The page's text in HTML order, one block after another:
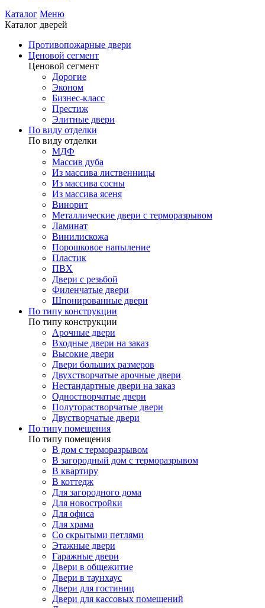
Каталог Меню
Каталог дверей
Противопожарные двери
Ценовой сегмент
Ценовой сегмент
Дорогие
Эконом
Бизнес-класс
Престиж
Элитные двери
По виду отделки
По виду отделки
МДФ
Массив дуба
Из массива лиственницы
Из массива сосны
Из массива ясеня
Винорит
Металлические двери с терморазрывом
Ламинат
Винилискожа
Порошковое напыление
Пластик
ПВХ
Двери с резьбой
Филенчатые двери
Шпонированные двери
По типу конструкции
По типу конструкции
Арочные двери
Входные двери на заказ
Высокие двери
Двери больших размеров
Двухстворчатые арочные двери
Нестандартные двери на заказ
Одностворчатые двери
Полуторастворчатые двери
Двустворчатые двери
По типу помещения
По типу помещения
В дом с терморазрывом
В загородный дом с терморазрывом
В квартиру
В коттедж
Для загородного дома
Для новостройки
Для офиса
Для храма
Со скрытыми петлями
Этажные двери
Гаражные двери
Двери в общежитие
Двери в таунхаус
Двери для гостиниц
Двери для кассовых помещений